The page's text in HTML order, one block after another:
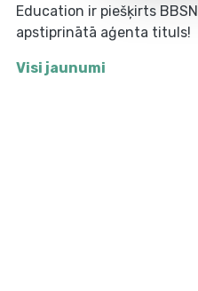
Education ir piešķirts BBSN
apstiprinātā aģenta tituls!
Visi jaunumi